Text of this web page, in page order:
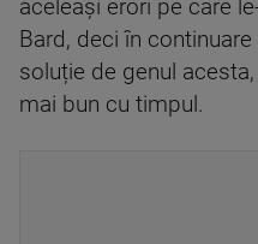
aceleași erori pe care
Bard, deci în
soluție de genul
mai bun cu timpul.